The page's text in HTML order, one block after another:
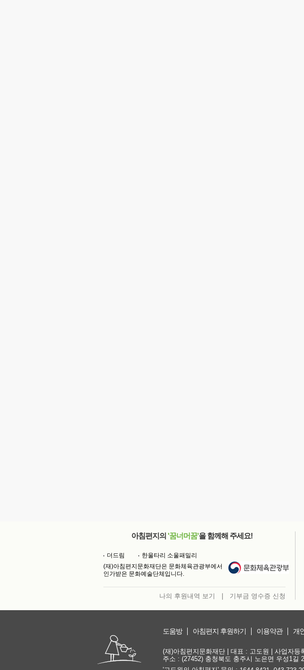
아침편지의 '꿈너머꿈'을 함께해 주세요!
더드림
한울타리 소울패밀리
(재)아침편지문화재단은 문화체육관광부에서
인가받은 문화예술단체입니다.
나의 후원내역 보기 기부금 영수증 신청
도움방 아침편지 후원하기 이용약관 개
(재)아침편지문화재단 | 대표 : 고도원 | 사업자등
주소 : (27452) 충청북도 충주시 노은면 우성1길